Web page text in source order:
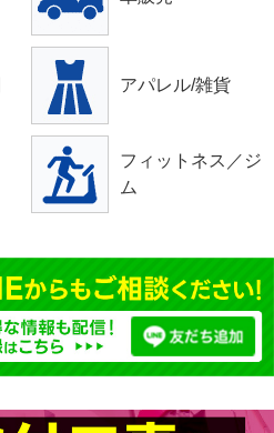
アパレル/雑貨
フィットネス／ジ
ム